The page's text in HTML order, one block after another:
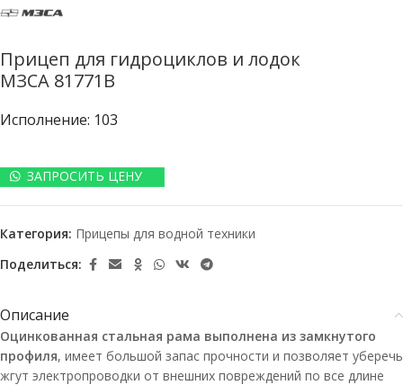
Прицеп для гидроциклов и лодок
МЗСА 81771B
Исполнение: 103
ЗАПРОСИТЬ ЦЕНУ
Категория: Прицепы для водной техники
Поделиться:
Описание
Оцинкованная стальная рама выполнена из замкнутого
профиля, имеет большой запас прочности и позволяет уберечь
жгут электропроводки от внешних повреждений по все длине